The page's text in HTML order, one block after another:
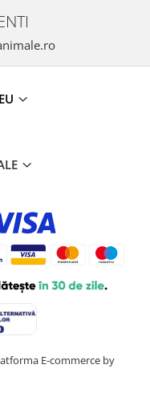
E-commerce by